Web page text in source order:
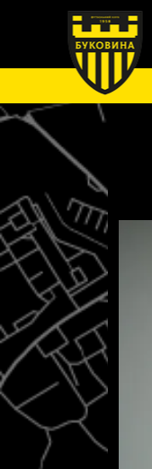
Перейти до основного